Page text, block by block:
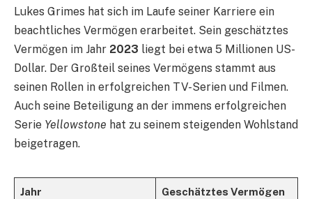
Lukes Grimes hat sich im Laufe seiner Karriere ein
beachtliches Vermögen erarbeitet. Sein geschätztes
Vermögen im Jahr 2023 liegt bei etwa 5 Millionen US-
Dollar. Der Großteil seines Vermögens stammt aus
seinen Rollen in erfolgreichen TV-Serien und Filmen.
Auch seine Beteiligung an der immens erfolgreichen
Serie Yellowstone hat zu seinem steigenden Wohlstand
beigetragen.
Jahr Geschätztes Vermögen